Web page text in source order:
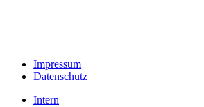
Impressum
Datenschutz
Intern